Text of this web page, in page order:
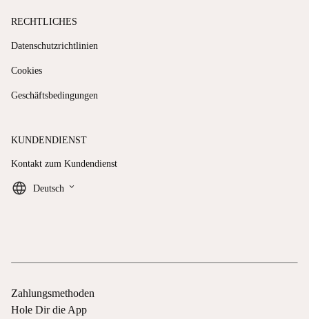
RECHTLICHES
Datenschutzrichtlinien
Cookies
Geschäftsbedingungen
KUNDENDIENST
Kontakt zum Kundendienst
Deutsch keyboard_arrow_down
Zahlungsmethoden
Hole Dir die App